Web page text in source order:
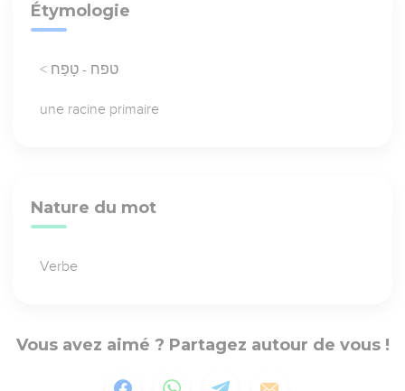
Étymologie
< טפח - טָפַח
une racine primaire
Nature du mot
Verbe
Vous avez aimé ? Partagez autour de vous !